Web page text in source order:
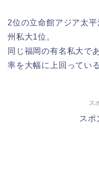
2位の立命館アジア太
州私大1位。
同じ福岡の有名私大で
率を大幅に上回っている
ス
スポ